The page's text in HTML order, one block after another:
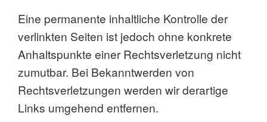
Eine permanente inhaltliche Kontrolle der
verlinkten Seiten ist jedoch ohne konkrete
Anhaltspunkte einer Rechtsverletzung nicht
zumutbar. Bei Bekanntwerden von
Rechtsverletzungen werden wir derartige
Links umgehend entfernen.